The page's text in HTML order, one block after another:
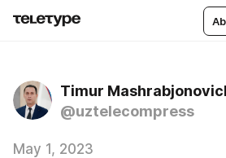
Timur
@uztelecompress
May 1, 2023